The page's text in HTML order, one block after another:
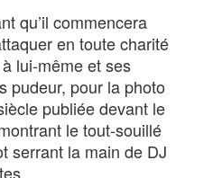
qu’il commencera
en toute charité
lui-même et ses
pudeur, pour la photo
publiée devant le
le tout-souillé
serrant la main de DJ